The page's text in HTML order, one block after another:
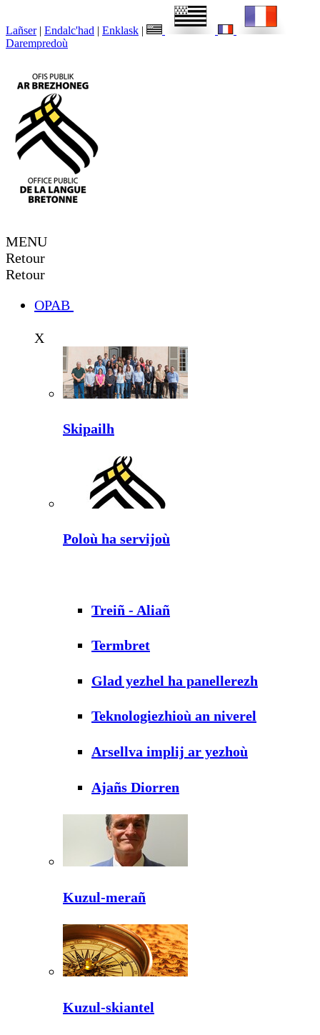
Lañser | Endalc'had | Enklask |
Darempredoù
MENU
Retour
Retour
OPAB
X
Skipailh
Poloù ha servijoù
Treiñ - Aliañ
Termbret
Glad yezhel ha panellerezh
Teknologiezhioù an niverel
Arsellva implij ar yezhoù
Ajañs Diorren
Kuzul-merañ
Kuzul-skiantel